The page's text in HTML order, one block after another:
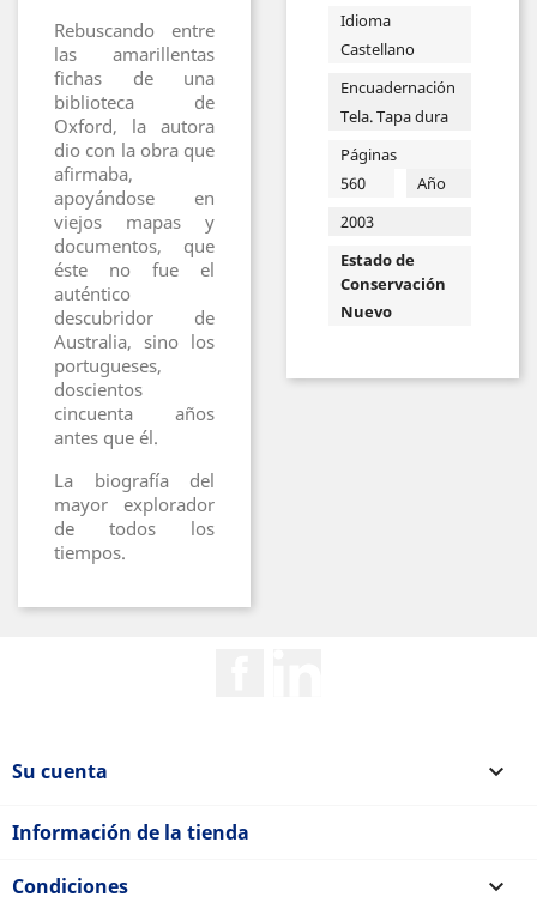
Rebuscando entre
las amarillentas
fichas de una
biblioteca de
Oxford, la autora
dio con la obra que
afirmaba,
apoyándose en
viejos mapas y
documentos, que
éste no fue el
auténtico
descubridor de
Australia, sino los
portugueses,
doscientos
cincuenta años
antes que él.
La biografía del
mayor explorador
de todos los
tiempos.
Idioma
Castellano
Encuadernación
Tela. Tapa dura
Páginas
560
Año
2003
Estado de
Conservación
Nuevo
Su cuenta 
Información de la tienda
Condiciones 